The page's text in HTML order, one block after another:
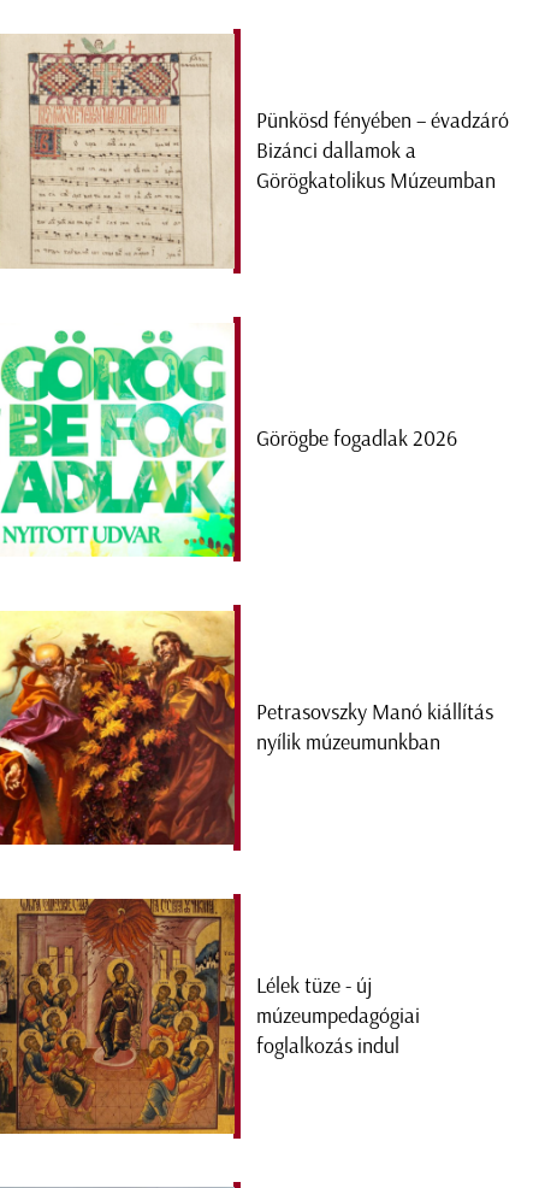
Pünkösd fényében – évadzáró
Bizánci dallamok a
Görögkatolikus Múzeumban
Görögbe fogadlak 2026
Petrasovszky Manó kiállítás
nyílik múzeumunkban
Lélek tüze - új
múzeumpedagógiai
foglalkozás indul